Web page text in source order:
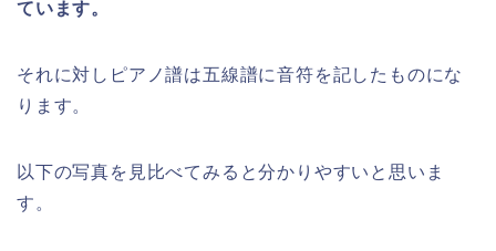
ています。
それに対しピアノ譜は五線譜に音符を記したものにな
ります。
以下の写真を見比べてみると分かりやすいと思いま
す。